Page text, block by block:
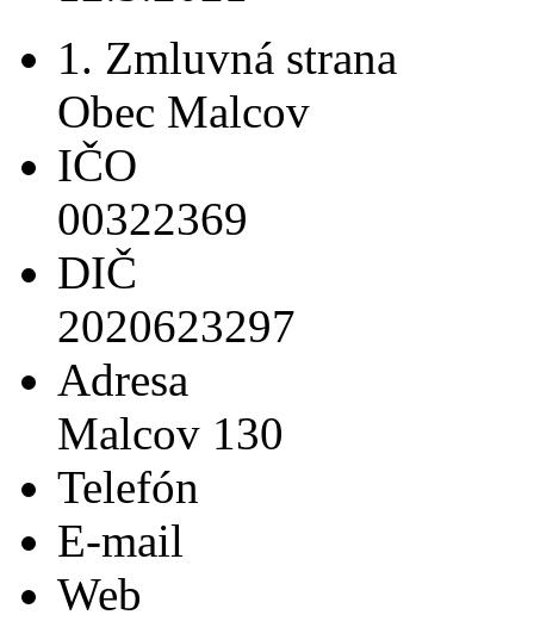
1. Zmluvná strana
Obec Malcov
IČO
00322369
DIČ
2020623297
Adresa
Malcov 130
Telefón
E-mail
Web